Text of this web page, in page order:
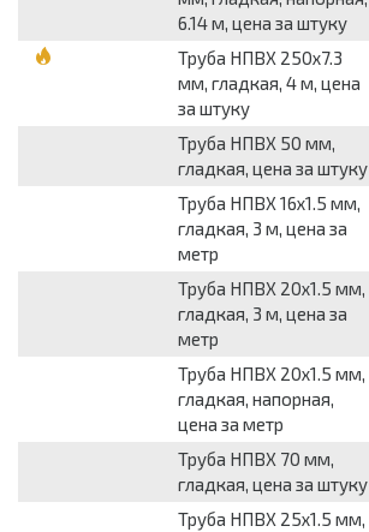
6.14 м, цена за штуку
Труба НПВХ 250х7.3
мм, гладкая, 4 м, цена
за штуку
Труба НПВХ 50 мм,
гладкая, цена за штуку
Труба НПВХ 16х1.5 мм,
гладкая, 3 м, цена за
метр
Труба НПВХ 20х1.5 мм,
гладкая, 3 м, цена за
метр
Труба НПВХ 20х1.5 мм,
гладкая, напорная,
цена за метр
Труба НПВХ 70 мм,
гладкая, цена за штуку
Труба НПВХ 25х1.5 мм,